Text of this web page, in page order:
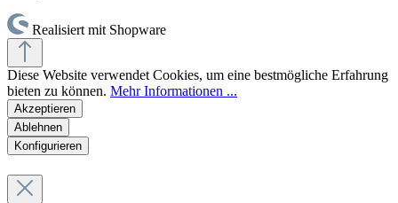
Realisiert mit Shopware
Diese Website verwendet Cookies, um eine bestmögliche Erfahrung
bieten zu können. Mehr Informationen ...
Akzeptieren
Ablehnen
Konfigurieren